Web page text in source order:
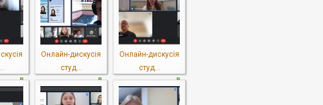
Онлайн-дискусія
студ...
Онлайн-дискусія
студ...